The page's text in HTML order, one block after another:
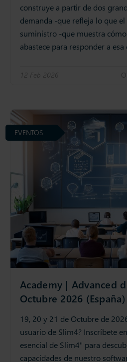
construye a partir de dos
demanda -que refleja lo que
suministro -que muestra
abastece para responder a esa
12 Feb 2026
Academy | Advanced
Octubre 2026 (España)
19, 20 y 21 de Octubre de
usuario de Slim4? Inscríbete
esencial de Slim4" para
capacidades de nuestro
EVENTOS